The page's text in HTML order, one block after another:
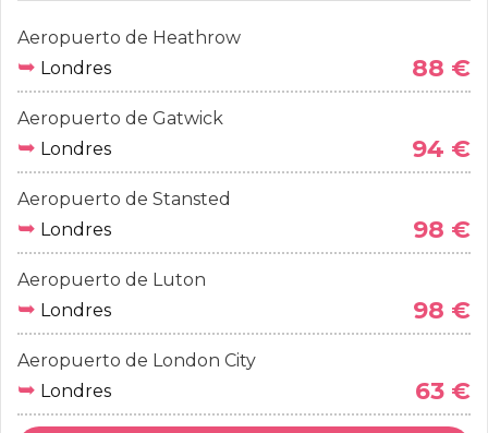
Aeropuerto de Heathrow
➥ Londres 88 €
Aeropuerto de Gatwick
➥ Londres 94 €
Aeropuerto de Stansted
➥ Londres 98 €
Aeropuerto de Luton
➥ Londres 98 €
Aeropuerto de London City
➥ Londres 63 €